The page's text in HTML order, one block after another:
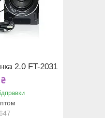
2.0 FT-2031